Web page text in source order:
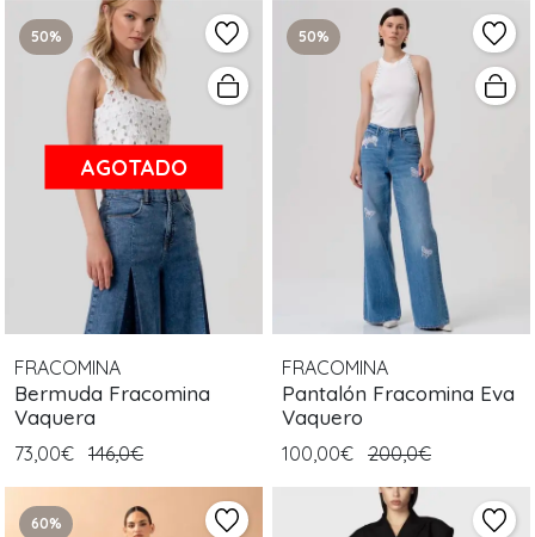
50%
AGOTADO
FRACOMINA
Bermuda Fracomina
Vaquera
73,00€ 146,0€
50%
FRACOMINA
Pantalón Fracomina Eva
Vaquero
100,00€ 200,0€
60%